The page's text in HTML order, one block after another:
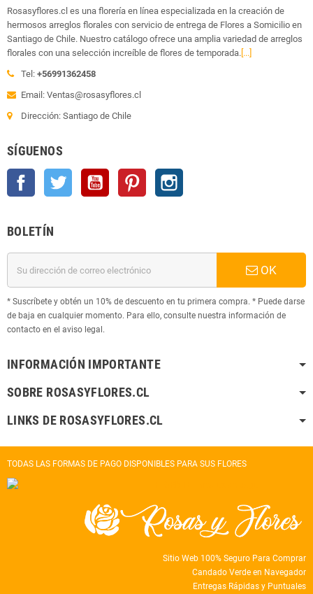
Rosasyflores.cl es una florería en línea especializada en la creación de
hermosos arreglos florales con servicio de entrega de Flores a Somicilio en
Santiago de Chile. Nuestro catálogo ofrece una amplia variedad de arreglos
florales con una selección increíble de flores de temporada. [...]
Tel: +56991362458
Email: Ventas@rosasyflores.cl
Dirección: Santiago de Chile
SÍGUENOS
Facebook Twitter YouTube Pinterest
BOLETÍN
OK
* Suscríbete y obtén un 10% de descuento en tu primera compra. * Puede darse
de baja en cualquier momento. Para ello, consulte nuestra información de
contacto en el aviso legal.
INFORMACIÓN IMPORTANTE
SOBRE ROSASYFLORES.CL
LINKS DE ROSASYFLORES.CL
TODAS LAS FORMAS DE PAGO DISPONIBLES PARA SUS FLORES
Sitio Web 100% Seguro Para Comprar
Candado Verde en Navegador
Entregas Rápidas y Puntuales